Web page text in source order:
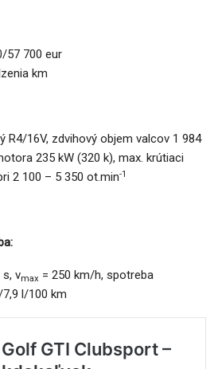
57 700 eur
km
R4/16V, zdvihový objem valcov 1 984
235 kW (320 k), max. krútiaci
2 100 – 5 350 ot.min-1
vmax = 250 km/h, spotreba
l/100 km